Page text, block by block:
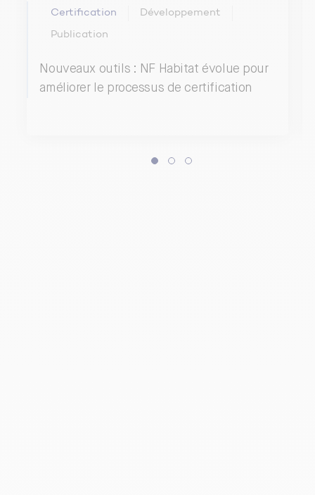
Certification Développement
Publication
Nouveaux outils : NF Habitat évolue pour
améliorer le processus de certification